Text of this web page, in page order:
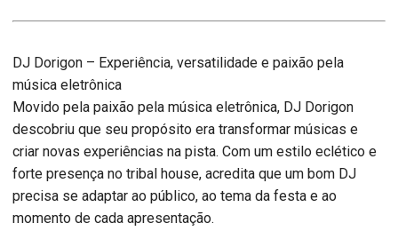
DJ Dorigon – Experiência, versatilidade e paixão pela
música eletrônica
Movido pela paixão pela música eletrônica, DJ Dorigon
descobriu que seu propósito era transformar músicas e
criar novas experiências na pista. Com um estilo eclético e
forte presença no tribal house, acredita que um bom DJ
precisa se adaptar ao público, ao tema da festa e ao
momento de cada apresentação.